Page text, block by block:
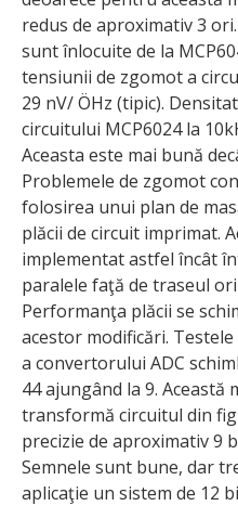
redus de aproximativ 3
sunt înlocuite de la
tensiunii de zgomot a
29 nV/ ÖHz (tipic).
circuitului MCP6024 la
Aceasta este mai bună
Problemele de zgomot
folosirea unui plan de
plăcii de circuit imprimat.
implementat astfel încât
paralele faţă de traseul
Performanţa plăcii se
acestor modificări.
a convertorului ADC
44 ajungând la 9.
transformă circuitul din
precizie de aproximativ 9
Semnele sunt bune, dar
aplicaţie un sistem de 12